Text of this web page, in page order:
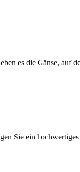
es die Gänse, auf
Sie ein